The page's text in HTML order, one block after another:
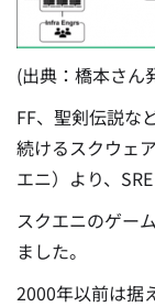
(出典：橋本さん
FF、聖剣伝説な
続けるスクウェ
エニ）より、
スクエニのゲー
ました。
2000年以前は据